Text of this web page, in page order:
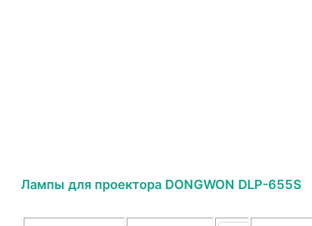
Лампы для проектора DONGWON DLP-655S